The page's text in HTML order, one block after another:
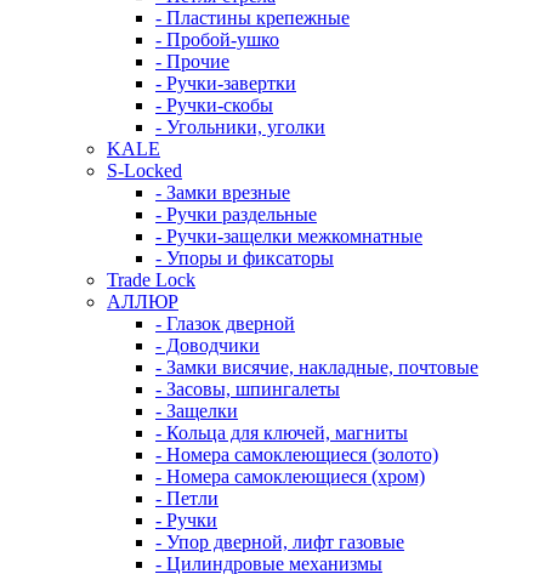
- Пластины крепежные
- Пробой-ушко
- Прочие
- Ручки-завертки
- Ручки-скобы
- Угольники, уголки
KALE
S-Locked
- Замки врезные
- Ручки раздельные
- Ручки-защелки межкомнатные
- Упоры и фиксаторы
Trade Lock
АЛЛЮР
- Глазок дверной
- Доводчики
- Замки висячие, накладные, почтовые
- Засовы, шпингалеты
- Защелки
- Кольца для ключей, магниты
- Номера самоклеющиеся (золото)
- Номера самоклеющиеся (хром)
- Петли
- Ручки
- Упор дверной, лифт газовые
- Цилиндровые механизмы